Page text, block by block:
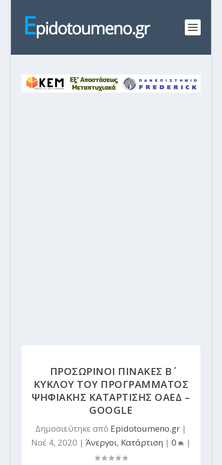
ΠΡΟΣΩΡΙΝΟΙ ΠΙΝΑΚΕΣ Β΄
ΚΥΚΛΟΥ ΤΟΥ ΠΡΟΓΡΑΜΜΑΤΟΣ
ΨΗΦΙΑΚΗΣ ΚΑΤΑΡΤΙΣΗΣ ΟΑΕΔ –
GOOGLE
Δημοσιεύτηκε από Epidotoumeno.gr |
Νοέ 4, 2020 | Άνεργοι, Κατάρτιση | 0 |